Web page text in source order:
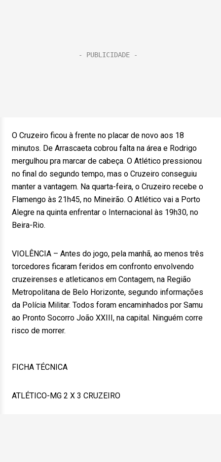
O Cruzeiro ficou à frente no placar de novo aos 18
minutos. De Arrascaeta cobrou falta na área e Rodrigo
mergulhou pra marcar de cabeça. O Atlético pressionou
no final do segundo tempo, mas o Cruzeiro conseguiu
manter a vantagem. Na quarta-feira, o Cruzeiro recebe o
Flamengo às 21h45, no Mineirão. O Atlético vai a Porto
Alegre na quinta enfrentar o Internacional às 19h30, no
Beira-Rio.
VIOLÊNCIA – Antes do jogo, pela manhã, ao menos três
torcedores ficaram feridos em confronto envolvendo
cruzeirenses e atleticanos em Contagem, na Região
Metropolitana de Belo Horizonte, segundo informações
da Polícia Militar. Todos foram encaminhados por Samu
ao Pronto Socorro João XXIII, na capital. Ninguém corre
risco de morrer.
FICHA TÉCNICA
ATLÉTICO-MG 2 X 3 CRUZEIRO